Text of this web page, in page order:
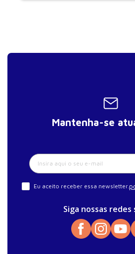
Mantenha-se
Eu aceito receber essa newsletter.
Siga nossas redes